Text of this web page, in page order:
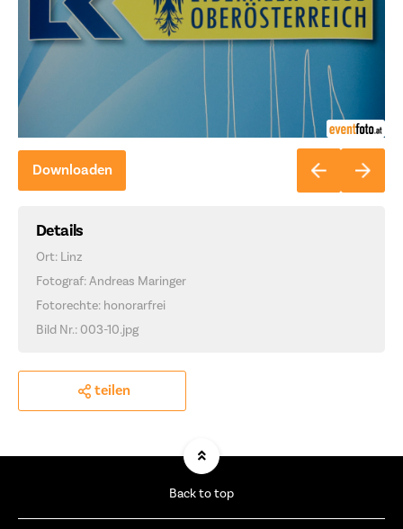
Downloaden
Details
Ort: Linz
Fotograf: Andreas Maringer
Fotorechte: honorarfrei
Bild Nr.: 003-10.jpg
teilen
Back to top